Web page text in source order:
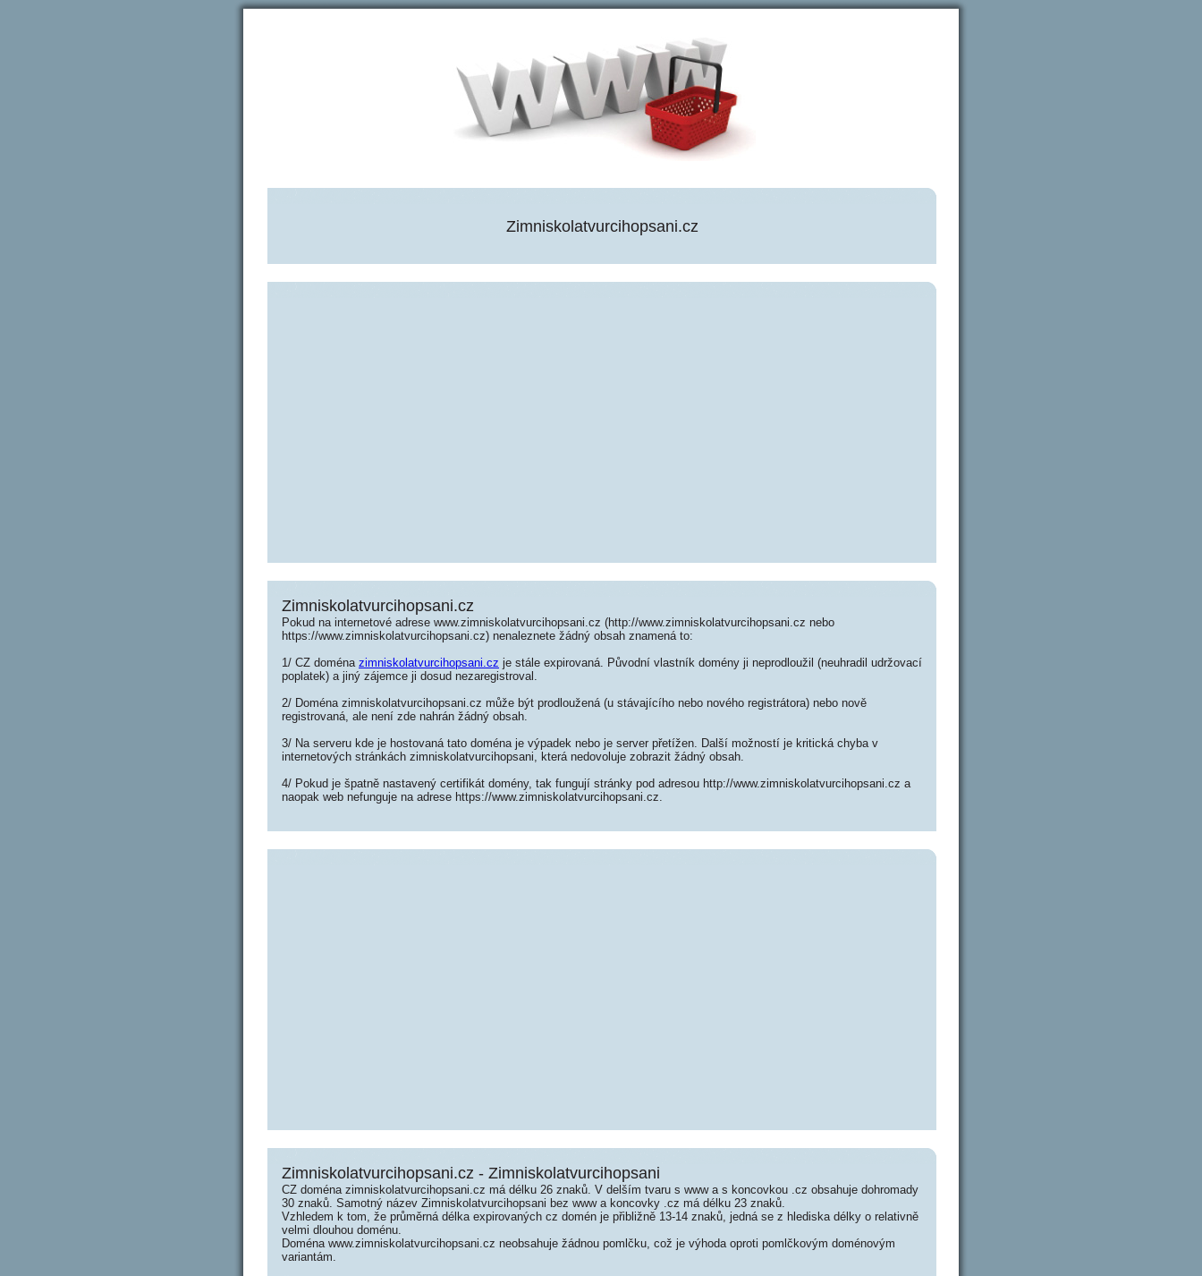
Zimniskolatvurcihopsani.cz
Zimniskolatvurcihopsani.cz
Pokud na internetové adrese www.zimniskolatvurcihopsani.cz (http://www.zimniskolatvurcihopsani.cz nebo
https://www.zimniskolatvurcihopsani.cz) nenaleznete žádný obsah znamená to:
1/ CZ doména zimniskolatvurcihopsani.cz je stále expirovaná. Původní vlastník domény ji neprodloužil (neuhradil udržovací
poplatek) a jiný zájemce ji dosud nezaregistroval.
2/ Doména zimniskolatvurcihopsani.cz může být prodloužená (u stávajícího nebo nového registrátora) nebo nově
registrovaná, ale není zde nahrán žádný obsah.
3/ Na serveru kde je hostovaná tato doména je výpadek nebo je server přetížen. Další možností je kritická chyba v
internetových stránkách zimniskolatvurcihopsani, která nedovoluje zobrazit žádný obsah.
4/ Pokud je špatně nastavený certifikát domény, tak fungují stránky pod adresou http://www.zimniskolatvurcihopsani.cz a
naopak web nefunguje na adrese https://www.zimniskolatvurcihopsani.cz.
Zimniskolatvurcihopsani.cz - Zimniskolatvurcihopsani
CZ doména zimniskolatvurcihopsani.cz má délku 26 znaků. V delším tvaru s www a s koncovkou .cz obsahuje dohromady
30 znaků. Samotný název Zimniskolatvurcihopsani bez www a koncovky .cz má délku 23 znaků.
Vzhledem k tom, že průměrná délka expirovaných cz domén je přibližně 13-14 znaků, jedná se z hlediska délky o relativně
velmi dlouhou doménu.
Doména www.zimniskolatvurcihopsani.cz neobsahuje žádnou pomlčku, což je výhoda oproti pomlčkovým doménovým
variantám.